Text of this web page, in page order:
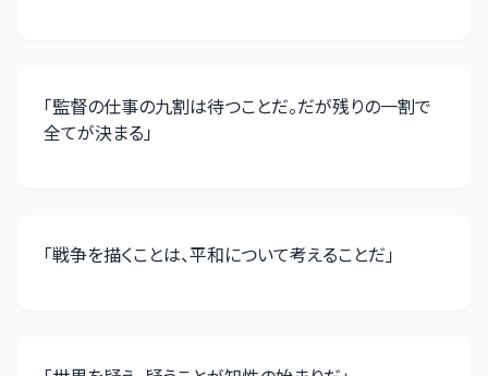
「監督の仕事の九割は待つことだ。だが残りの一割で
全てが決まる」
「戦争を描くことは、平和について考えることだ」